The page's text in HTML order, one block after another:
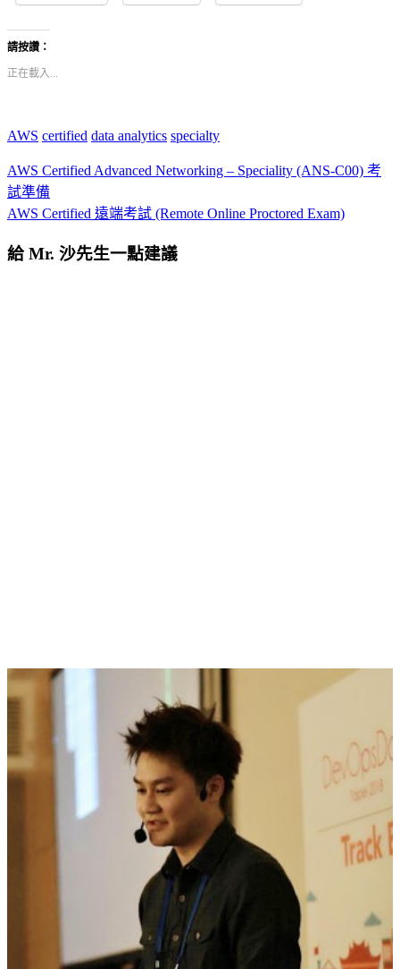
請按讚：
正在載入...
AWS certified data analytics specialty
AWS Certified Advanced Networking – Speciality (ANS-C00) 考
試準備
AWS Certified 遠端考試 (Remote Online Proctored Exam)
給 Mr. 沙先生一點建議